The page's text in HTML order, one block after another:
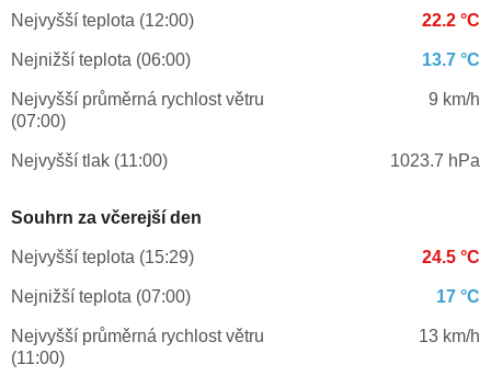
Nejvyšší teplota (12:00) 22.2 °C
Nejnižší teplota (06:00) 13.7 °C
Nejvyšší průměrná rychlost větru
(07:00)
9 km/h
Nejvyšší tlak (11:00) 1023.7 hPa
Souhrn za včerejší den
Nejvyšší teplota (15:29) 24.5 °C
Nejnižší teplota (07:00) 17 °C
Nejvyšší průměrná rychlost větru
(11:00)
13 km/h